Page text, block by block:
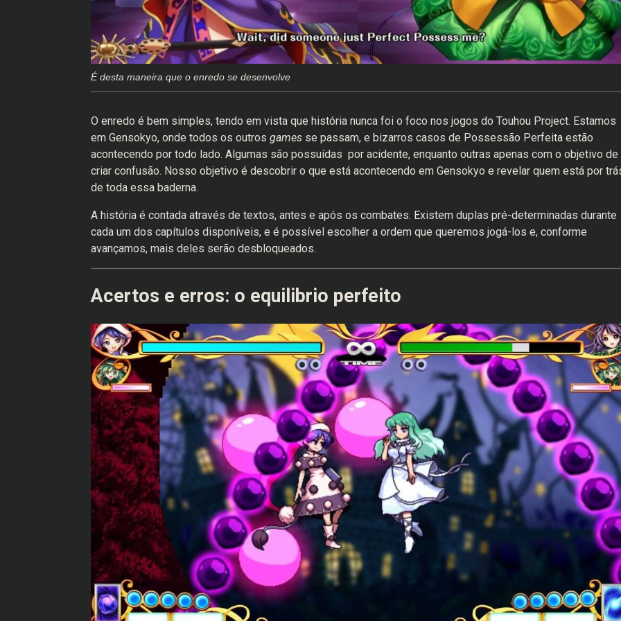
É desta maneira que o enredo se desenvolve
O enredo é bem simples, tendo em vista que história nunca foi o foco nos jogos do Touhou Project. Estamos
em Gensokyo, onde todos os outros games se passam, e bizarros casos de Possessão Perfeita estão
acontecendo por todo lado. Algumas são possuídas por acidente, enquanto outras apenas com o objetivo de
criar confusão. Nosso objetivo é descobrir o que está acontecendo em Gensokyo e revelar quem está por
de toda essa baderna.
A história é contada através de textos, antes e após os combates. Existem duplas pré-determinadas durante
cada um dos capítulos disponíveis, e é possível escolher a ordem que queremos jogá-los e, conforme
avançamos, mais deles serão desbloqueados.
Acertos e erros: o equilibrio perfeito